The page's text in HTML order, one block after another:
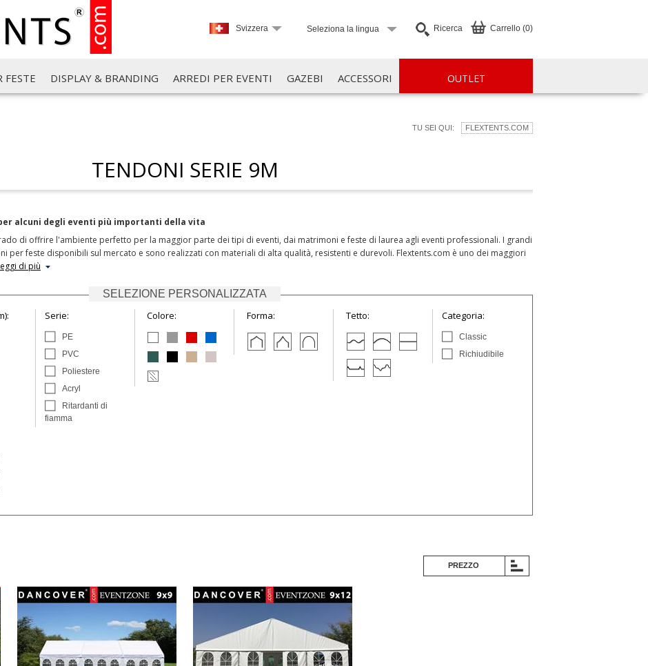
Carrello (0)
Ricerca
Seleziona la lingua
Svizzera
FESTE DISPLAY & BRANDING ARREDI PER EVENTI GAZEBI ACCESSORI OUTLET
TU SEI QUI: FLEXTENTS.COM
TENDONI SERIE 9M
alcuni degli eventi più importanti della vita
di offrire l'ambiente perfetto per la maggior parte dei tipi di eventi, dai matrimoni e feste di laurea agli eventi professionali. I grandi
per feste disponibili sul mercato e sono realizzati con materiali di alta qualità, resistenti e durevoli. Flextents.com è uno dei maggiori
di più
SELEZIONE PERSONALIZZATA
Serie:
PE
PVC
Poliestere
Acryl
Ritardanti di
fiamma
Colore: Forma: Tetto: Categoria:
Classic
Richiudibile
PREZZO